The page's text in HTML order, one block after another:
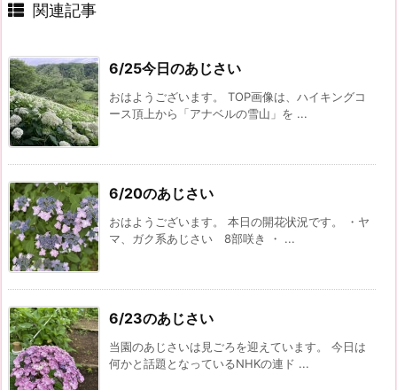
関連記事
6/25今日のあじさい
おはようございます。 TOP画像は、ハイキングコ
ース頂上から「アナベルの雪山」を ...
6/20のあじさい
おはようございます。 本日の開花状況です。 ・ヤ
マ、ガク系あじさい 8部咲き ・ ...
6/23のあじさい
当園のあじさいは見ごろを迎えています。 今日は
何かと話題となっているNHKの連ド ...